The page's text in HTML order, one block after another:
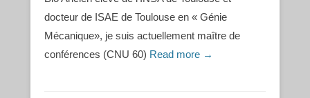
docteur de ISAE de Toulouse en « Génie
Mécanique», je suis actuellement maître de
conférences (CNU 60) Read more →